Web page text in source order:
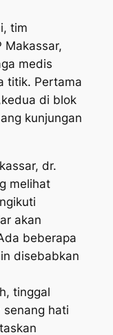
tim
Makassar,
medis
titik. Pertama
di blok
kunjungan
dr.
melihat
akan
beberapa
disebabkan
tinggal
hati